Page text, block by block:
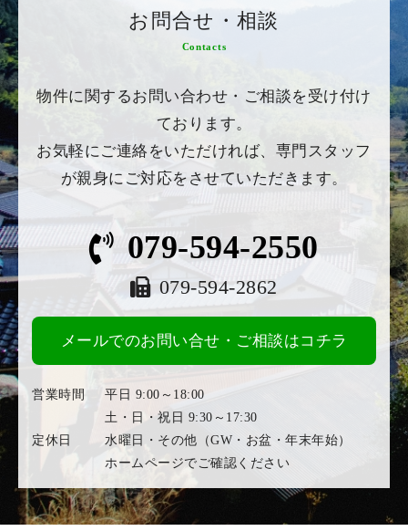
お問合せ・相談
Contacts
物件に関するお問い合わせ・ご相談を受け付け
ております。
お気軽にご連絡をいただければ、専門スタッフ
が親身にご対応をさせていただきます。
079-594-2550
079-594-2862
メールでのお問い合せ・ご相談はコチラ
営業時間
平日 9:00～18:00
土・日・祝日 9:30～17:30
定休日
水曜日・その他（GW・お盆・年末年始）
ホームページでご確認ください